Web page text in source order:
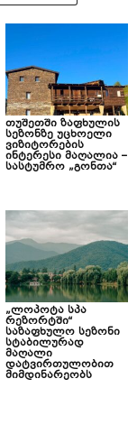
თუშეთში ზაფხულის
სეზონზე უცხოელი
ვიზიტორების
ინტერესი მაღალია –
სასტუმრო „გონთა“
„ლოპოტა სპა
რეზორტში“
საზაფხულო სეზონი
სტაბილურად
მაღალი
დატვირთულობით
მიმდინარეობს